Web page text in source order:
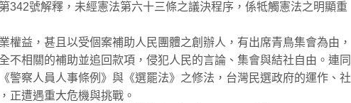
342號解釋，未經憲法第六十三條之議決程序，係牴觸憲法之明顯重
權益，甚且以受個案補助人民團體之創辦人，有出席青鳥集會為由，
不相關的補助並追回款項，侵犯人民的言論、集會與結社自由。連同
警察人員人事條例》與《選罷法》之修法，台灣民選政府的運作、社
正遭遇重大危機與挑戰。